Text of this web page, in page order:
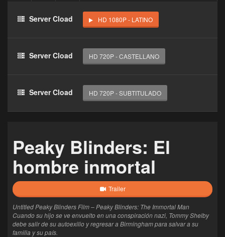
Haz clic 3 veces en el botón para desbloquear este
reproductor
Clic 1 - Abrir primer enlace
El acceso expira en 1 hora
Server Cload HD 1080P - LATINO
Server Cload HD 720P - CASTELLANO
Server Cload HD 720P - SUBTITULADO
Peaky Blinders: El
hombre inmortal
Trailer
Untitled Peaky Blinders Film – Peaky Blinders: The Immortal Man
Cuando su hijo se ve envuelto en una conspiración nazi, Tommy Shelby
debe salir de su autoexilio y regresar a Birmingham para salvar a su
familia y su país.